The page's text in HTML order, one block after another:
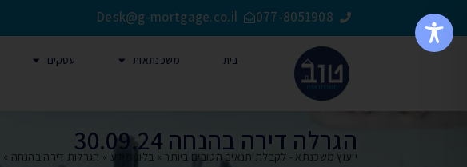
077-8051908
Desk@g-mortgage.co.il
בית משכנתאות עסקים
הגרלה דירה בהנחה 30.09.24
ייעוץ משכנתא - לקבלת תנאים הטובים ביותר » בלוג מידע » הגרלות דירה בהנחה »